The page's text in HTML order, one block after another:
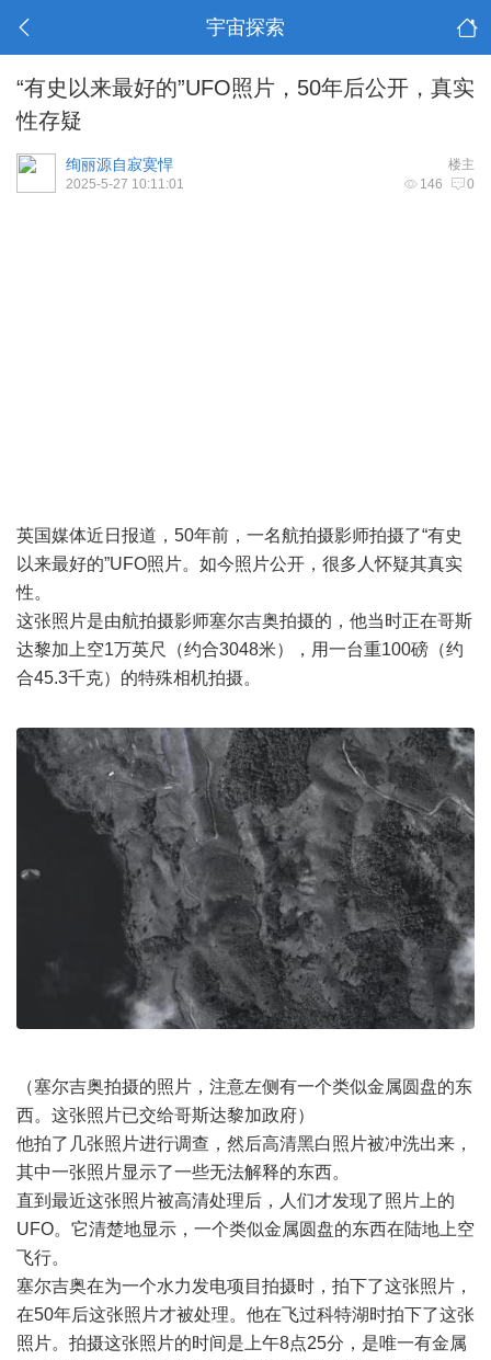
宇宙探索
“有史以来最好的”UFO照片，50年后公开，真实
性存疑
楼主
绚丽源自寂寞悍
146 0
2025-5-27 10:11:01
英国媒体近日报道，50年前，一名航拍摄影师拍摄了“有史
以来最好的”UFO照片。如今照片公开，很多人怀疑其真实
性。
这张照片是由航拍摄影师塞尔吉奥拍摄的，他当时正在哥斯
达黎加上空1万英尺（约合3048米），用一台重100磅（约
合45.3千克）的特殊相机拍摄。
（塞尔吉奥拍摄的照片，注意左侧有一个类似金属圆盘的东
西。这张照片已交给哥斯达黎加政府）
他拍了几张照片进行调查，然后高清黑白照片被冲洗出来，
其中一张照片显示了一些无法解释的东西。
直到最近这张照片被高清处理后，人们才发现了照片上的
UFO。它清楚地显示，一个类似金属圆盘的东西在陆地上空
飞行。
塞尔吉奥在为一个水力发电项目拍摄时，拍下了这张照片，
在50年后这张照片才被处理。他在飞过科特湖时拍下了这张
照片。拍摄这张照片的时间是上午8点25分，是唯一有金属